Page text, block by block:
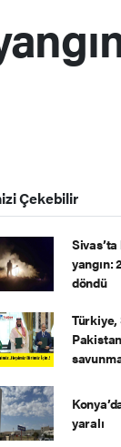
Çekebilir
yangın:
döndü
yaralı